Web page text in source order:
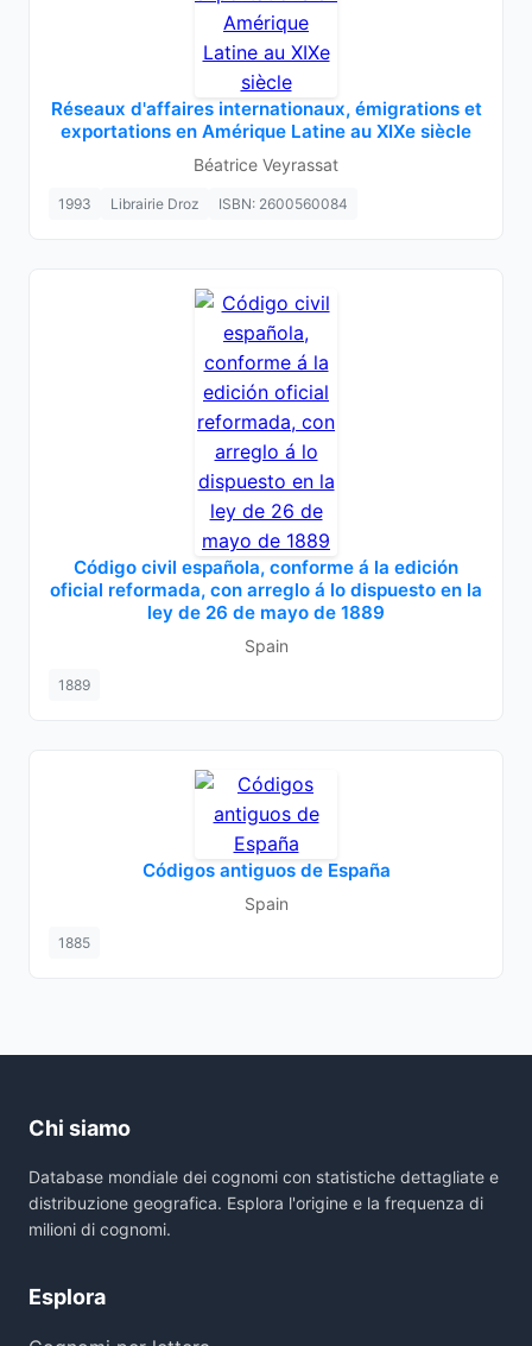
Réseaux d'affaires internationaux, émigrations et
exportations en Amérique Latine au XIXe siècle
Béatrice Veyrassat
1993 Librairie Droz ISBN: 2600560084
Código civil española, conforme á la edición
oficial reformada, con arreglo á lo dispuesto en la
ley de 26 de mayo de 1889
Spain
1889
Códigos antiguos de España
Spain
1885
Chi siamo
Database mondiale dei cognomi con statistiche dettagliate e
distribuzione geografica. Esplora l'origine e la frequenza di
milioni di cognomi.
Esplora